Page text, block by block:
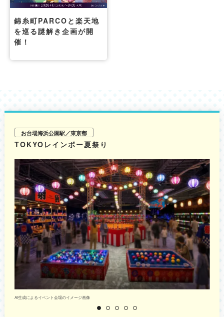
錦糸町PARCOと楽天地
を巡る謎解き企画が開
催！
お台場海浜公園駅／東京都
TOKYOレインボー夏祭り
AI生成によるイベント会場のイメージ画像